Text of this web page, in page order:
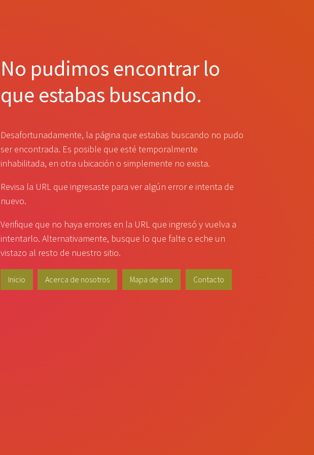
No pudimos encontrar lo
que estabas buscando.
Desafortunadamente, la página que estabas buscando no pudo
ser encontrada. Es posible que esté temporalmente
inhabilitada, en otra ubicación o simplemente no exista.
Revisa la URL que ingresaste para ver algún error e intenta de
nuevo.
Verifique que no haya errores en la URL que ingresó y vuelva a
intentarlo. Alternativamente, busque lo que falte o eche un
vistazo al resto de nuestro sitio.
Inicio Acerca de nosotros Mapa de sitio Contacto